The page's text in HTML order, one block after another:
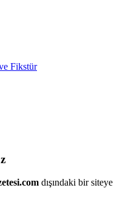
Fikstür
dışındaki bir siteye